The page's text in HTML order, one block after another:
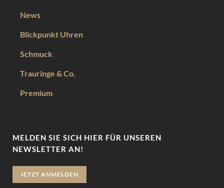
News
Blickpunkt Uhren
Schmuck
Trauringe & Co.
Premium
MELDEN SIE SICH HIER FÜR UNSEREN
NEWSLETTER AN!
JETZT ANMELDEN